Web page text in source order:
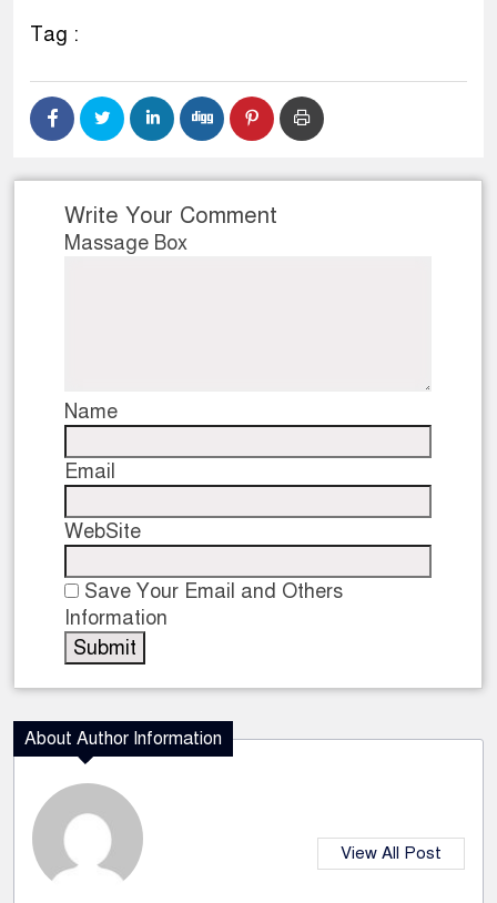
Tag :
Write Your Comment
Massage Box
Name
Email
WebSite
Save Your Email and Others
Information
About Author Information
View All Post